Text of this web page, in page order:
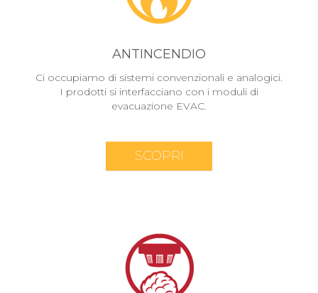
ANTINCENDIO
Ci occupiamo di sistemi convenzionali e analogici.
I prodotti si interfacciano con i moduli di
evacuazione EVAC.
SCOPRI